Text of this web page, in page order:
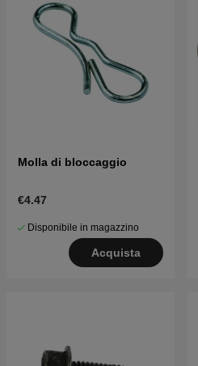
Molla di bloccaggio
€4.47
Disponibile in magazzino
Acquista